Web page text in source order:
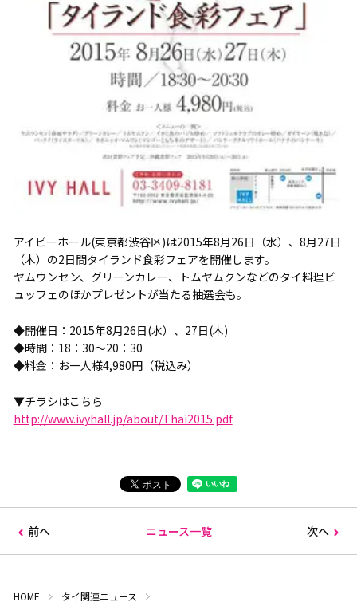
アイビーホール(東京都渋谷区)は2015年8月26日（水）、8月27日
（木）の2日間タイランド食彩フェアを開催します。
ヤムウンセン、グリーンカレー、トムヤムクンなどのタイ料理ビ
ュッフェのほかプレゼントが当たる抽選会も。
◆開催日：2015年8月26日(水）、27日(木)
◆時間：18：30～20：30
◆料金：お一人様4,980円（税込み）
▼チラシはこちら
http://www.ivyhall.jp/about/Thai2015.pdf
前へ ニュース一覧 次へ
HOME
タイ関連ニュース